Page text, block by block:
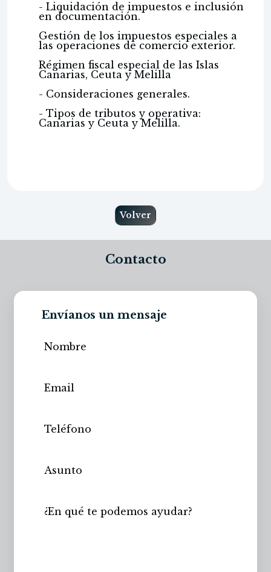
- Liquidación de impuestos e inclusión
en documentación.
Gestión de los impuestos especiales a
las operaciones de comercio exterior.
Régimen fiscal especial de las Islas
Canarias, Ceuta y Melilla
- Consideraciones generales.
- Tipos de tributos y operativa:
Canarias y Ceuta y Melilla.
Volver
Contacto
Envíanos un mensaje